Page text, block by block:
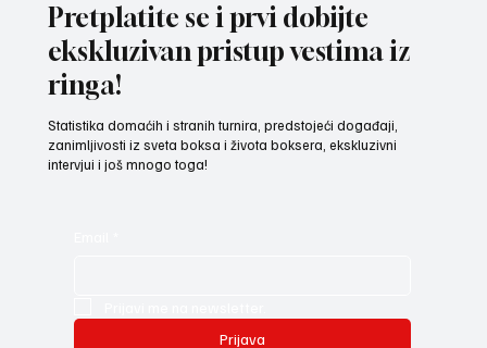
Pretplatite se i prvi dobijte
ekskluzivan pristup vestima iz
ringa!
Statistika domaćih i stranih turnira, predstojeći događaji,
zanimljivosti iz sveta boksa i života boksera, ekskluzivni
intervjui i još mnogo toga!
Prijava